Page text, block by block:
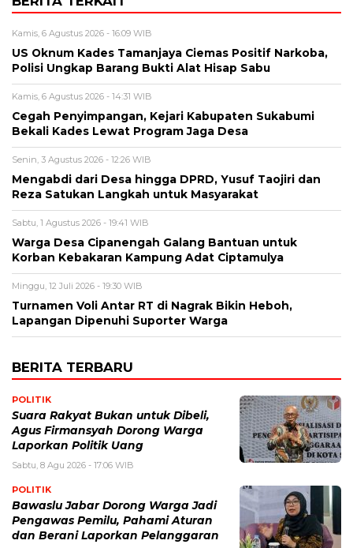
Kamis, 6 Agustus 2026 - 16:09 WIB
US Oknum Kades Tamanjaya Ciemas Positif Narkoba,
Polisi Ungkap Barang Bukti Alat Hisap Sabu
Kamis, 6 Agustus 2026 - 14:31 WIB
Cegah Penyimpangan, Kejari Kabupaten Sukabumi
Bekali Kades Lewat Program Jaga Desa
Senin, 3 Agustus 2026 - 12:26 WIB
Mengabdi dari Desa hingga DPRD, Yusuf Taojiri dan
Reza Satukan Langkah untuk Masyarakat
Sabtu, 1 Agustus 2026 - 19:41 WIB
Warga Desa Cipanengah Galang Bantuan untuk
Korban Kebakaran Kampung Adat Ciptamulya
Minggu, 12 Juli 2026 - 19:30 WIB
Turnamen Voli Antar RT di Nagrak Bikin Heboh,
Lapangan Dipenuhi Suporter Warga
BERITA TERBARU
POLITIK
Suara Rakyat Bukan untuk Dibeli,
Agus Firmansyah Dorong Warga
Laporkan Politik Uang
Sabtu, 8 Agu 2026 - 17:06 WIB
POLITIK
Bawaslu Jabar Dorong Warga Jadi
Pengawas Pemilu, Pahami Aturan
dan Berani Laporkan Pelanggaran